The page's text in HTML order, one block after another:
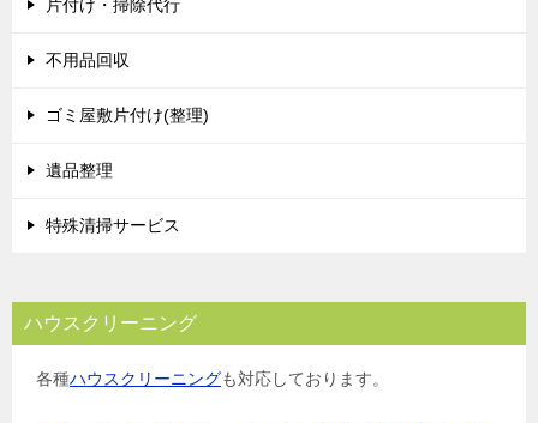
ー
シ
片付け・掃除代行
不用品回収
ゴミ屋敷片付け(整理)
遺品整理
特殊清掃サービス
ハウスクリーニング
各種ハウスクリーニングも対応しております。